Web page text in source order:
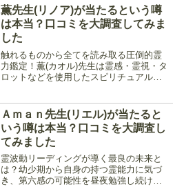
れる人柄と、サクサクとスピーディなが
ら的中率の高いタロット、...
薫先生(リノア)が当たるという噂
は本当？口コミを大調査してみま
した
触れるものから全てを読み取る圧倒的霊
力鑑定！薫(カオル)先生は霊感・霊視・タ
ロットなどを使用したスピリチュアル鑑
り、特に相手の気持ちを読み解くのが得
意な先生です。知りたい...
Ａｍａｎ先生(リエル)が当たると
いう噂は本当？口コミを大調査し
てみました
霊波動リーディングが導く最良の未来と
は？幼少期から自身の持つ霊能力に気づ
き、第六感の可能性を昼夜勉強し続けて